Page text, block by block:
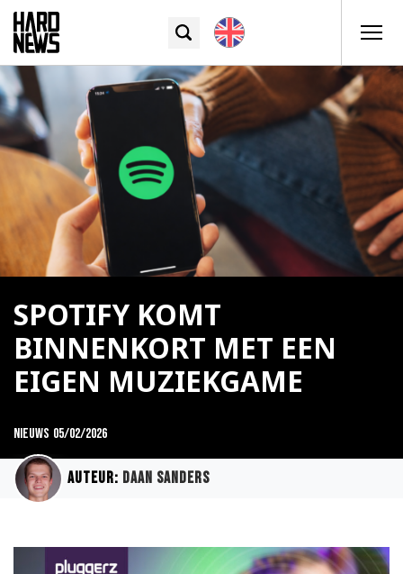
SPOTIFY KOMT
BINNENKORT MET EEN
EIGEN MUZIEKGAME
Nieuws 05/02/2026
Auteur: Daan Sanders